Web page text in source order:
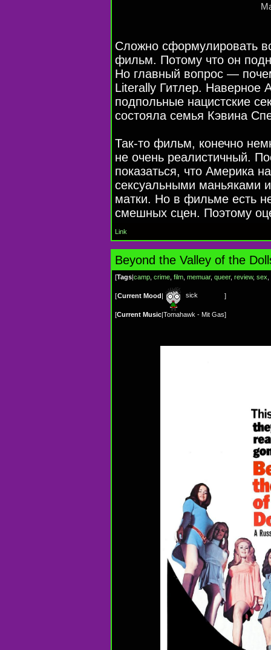
Сложно сформулировать
фильм. Потому что он
Но главный вопрос —
Literally Гитлер. Наверное
подпольные нацистские
состояла семья Кэвина
Так-то фильм, конечно
не очень реалистичный.
показаться, что Америка
сексуальными маньяками
матки. Но в фильме есть
смешных сцен. Поэтому
Link
Beyond the Valley of the
[Tags|camp crime film memuar, queer, review, sex
[Current Mood| sick ]
[Current Music|Tomahawk - Mit Gas]